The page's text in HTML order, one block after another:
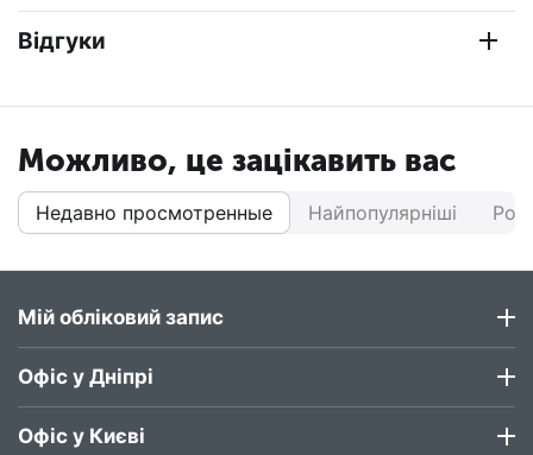
Відгуки
Можливо, це зацікавить вас
Недавно просмотренные Найпопулярніші
Мій обліковий запис
Офіс у Дніпрі
Офіс у Києві